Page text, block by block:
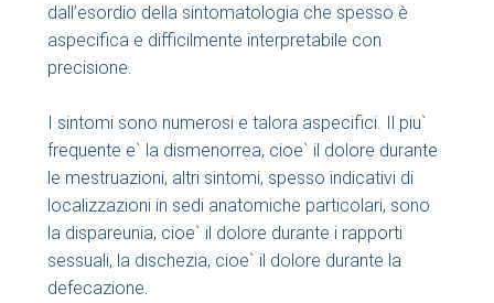
dall’esordio della sintomatologia che spesso è
aspecifica e difficilmente interpretabile con
precisione.
I sintomi sono numerosi e talora aspecifici. Il piu`
frequente e` la dismenorrea, cioe` il dolore durante
le mestruazioni, altri sintomi, spesso indicativi di
localizzazioni in sedi anatomiche particolari, sono
la dispareunia, cioe` il dolore durante i rapporti
sessuali, la dischezia, cioe` il dolore durante la
defecazione.